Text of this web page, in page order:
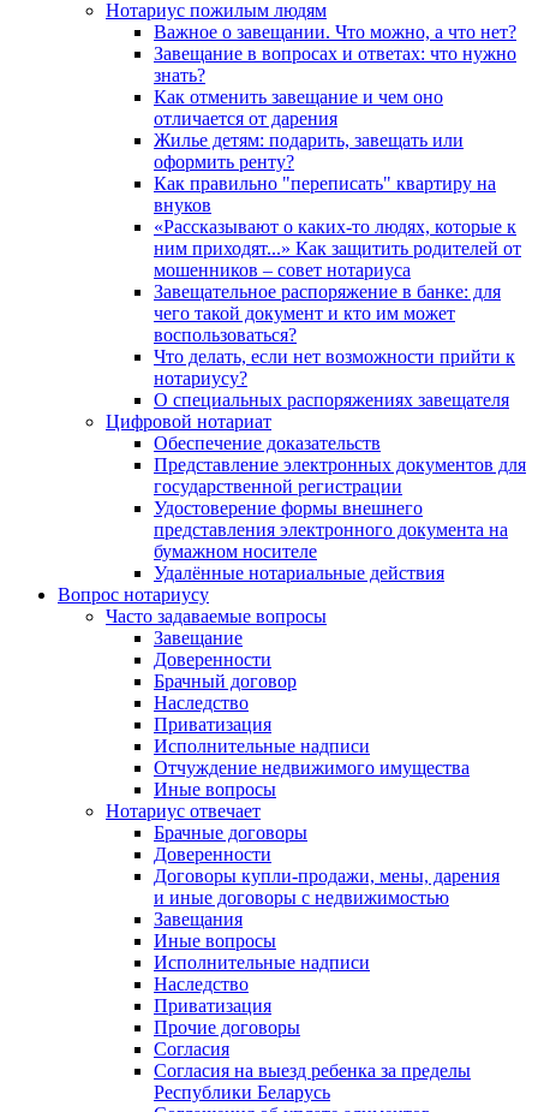
Нотариус пожилым людям
Важное о завещании. Что можно, а что нет?
Завещание в вопросах и ответах: что нужно
знать?
Как отменить завещание и чем оно
отличается от дарения
Жилье детям: подарить, завещать или
оформить ренту?
Как правильно "переписать" квартиру на
внуков
«Рассказывают о каких-то людях, которые к
ним приходят...» Как защитить родителей от
мошенников – совет нотариуса
Завещательное распоряжение в банке: для
чего такой документ и кто им может
воспользоваться?
Что делать, если нет возможности прийти к
нотариусу?
О специальных распоряжениях завещателя
Цифровой нотариат
Обеспечение доказательств
Представление электронных документов для
государственной регистрации
Удостоверение формы внешнего
представления электронного документа на
бумажном носителе
Удалённые нотариальные действия
Вопрос нотариусу
Часто задаваемые вопросы
Завещание
Доверенности
Брачный договор
Наследство
Приватизация
Исполнительные надписи
Отчуждение недвижимого имущества
Иные вопросы
Нотариус отвечает
Брачные договоры
Доверенности
Договоры купли-продажи, мены, дарения
и иные договоры с недвижимостью
Завещания
Иные вопросы
Исполнительные надписи
Наследство
Приватизация
Прочие договоры
Согласия
Согласия на выезд ребенка за пределы
Республики Беларусь